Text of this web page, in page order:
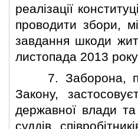
реалiзацiї
проводити збори,
завдання шкоди
листопада 2013
7. Заборона,
Закону,
державної влади
суддiв,